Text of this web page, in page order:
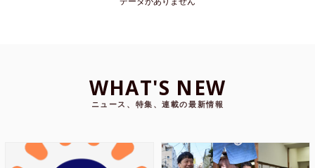
WHAT'S NEW
ニュース、特集、連載の最新情報